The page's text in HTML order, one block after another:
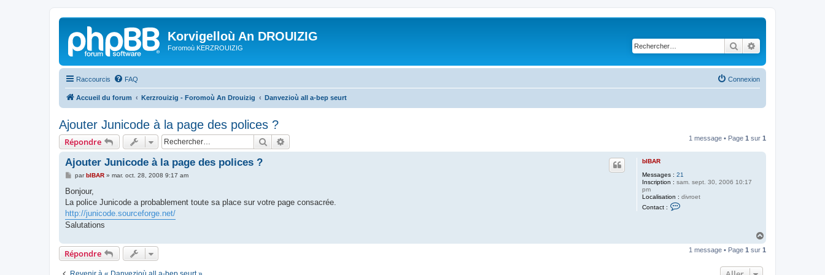
Korvigelloù An DROUIZIG
Foromoù KERZROUIZIG Rechercher
Raccourcis FAQ Connexion
Accueil du forum Kerzrouizig - Foromoù An Drouizig Danvezioù all a-bep seurt
Ajouter Junicode à la page des polices ?
Répondre Rechercher 1 message • Page 1 sur 1
bIBAR
Messages : 21
Inscription : sam. sept. 30, 2006 10:17
pm
Localisation : divroet
Contact :
Ajouter Junicode à la page des polices ?
M
s
a
g
e
parbIBAR» mar. oct. 28, 2008 9:17 am
Bonjour,
La police Junicode a probablement toute sa place sur votre page consacrée.
http://junicode.sourceforge.net/
Salutations
u
Répondre 1 message • Page 1 sur 1